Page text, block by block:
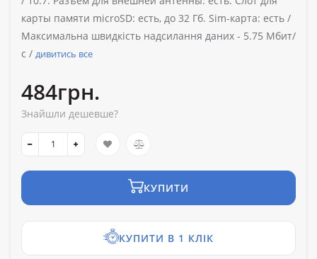
карты памяти microSD: есть, до 32 Гб. Sim-карта: есть /
Максимальна швидкість надсилання даних - 5.75 Мбит/
с / дивитись все
484грн.
Знайшли дешевше?
КУПИТИ
КУПИТИ В 1 КЛІК